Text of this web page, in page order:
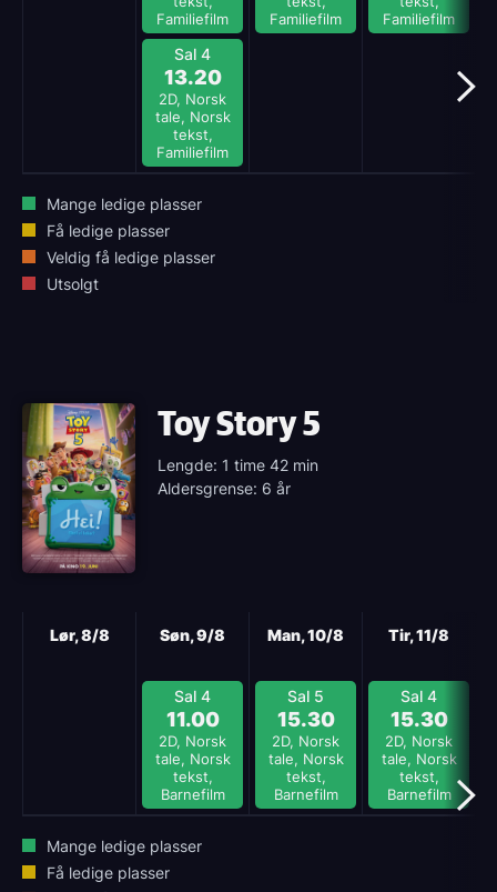
Familiefilm
Sal 4
13.20
2D, Norsk
tale, Norsk
tekst,
Familiefilm
Familiefilm
Familiefilm
Mange ledige plasser
Få ledige plasser
Veldig få ledige plasser
Utsolgt
Toy Story 5
Lengde: 1 time 42 min
Aldersgrense: 6 år
Lør, 8/8 Søn, 9/8
Sal 4
11.00
2D, Norsk
tale, Norsk
tekst,
Barnefilm
Man, 10/8
Sal 5
15.30
2D, Norsk
tale, Norsk
tekst,
Barnefilm
Tir, 11/8
Sal 4
15.30
2D, Norsk
tale, Norsk
tekst,
Barnefilm
Mange ledige plasser
Få ledige plasser